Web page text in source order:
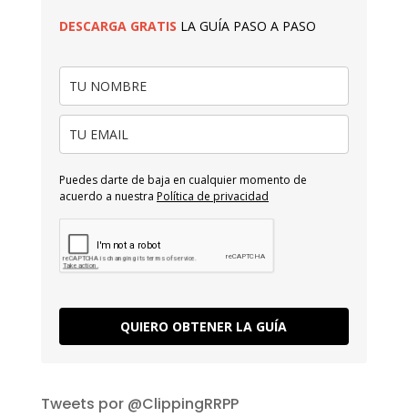
DESCARGA GRATIS LA GUÍA PASO A PASO
Puedes darte de baja en cualquier momento de
acuerdo a nuestra Política de privacidad
QUIERO OBTENER LA GUÍA
Tweets por @ClippingRRPP